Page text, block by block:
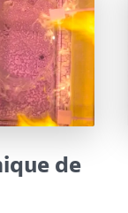
de